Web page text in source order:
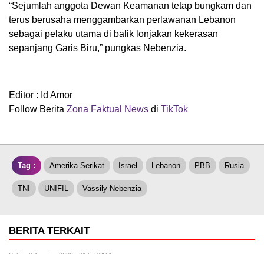
“Sejumlah anggota Dewan Keamanan tetap bungkam dan
terus berusaha menggambarkan perlawanan Lebanon
sebagai pelaku utama di balik lonjakan kekerasan
sepanjang Garis Biru,” pungkas Nebenzia.
Editor : Id Amor
Follow Berita Zona Faktual News di TikTok
Tag : Amerika Serikat Israel Lebanon PBB Rusia
TNI UNIFIL Vassily Nebenzia
BERITA TERKAIT